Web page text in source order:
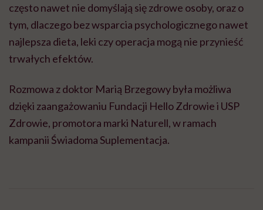
często nawet nie domyślają się zdrowe osoby, oraz o
tym, dlaczego bez wsparcia psychologicznego nawet
najlepsza dieta, leki czy operacja mogą nie przynieść
trwałych efektów.
Rozmowa z doktor Marią Brzegowy była możliwa
dzięki zaangażowaniu Fundacji Hello Zdrowie i USP
Zdrowie, promotora marki Naturell, w ramach
kampanii Świadoma Suplementacja.